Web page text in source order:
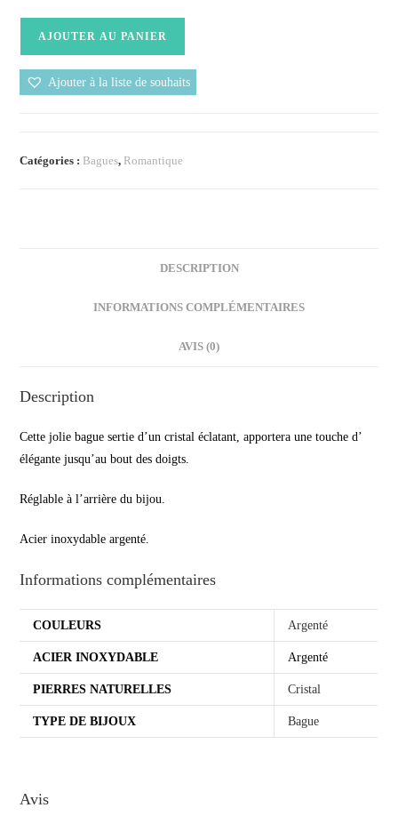
AJOUTER AU PANIER
Ajouter à la liste de souhaits
Catégories : Bagues, Romantique
DESCRIPTION
INFORMATIONS COMPLÉMENTAIRES
AVIS (0)
Description
Cette jolie bague sertie d’un cristal éclatant, apportera une touche d’
élégante jusqu’au bout des doigts.
Réglable à l’arrière du bijou.
Acier inoxydable argenté.
Informations complémentaires
COULEURS Argenté
ACIER INOXYDABLE Argenté
PIERRES NATURELLES Cristal
TYPE DE BIJOUX Bague
Avis